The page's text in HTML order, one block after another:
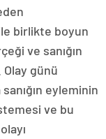
birlikte boyun
ve sanığın
günü
sanığın eyleminin
ve bu